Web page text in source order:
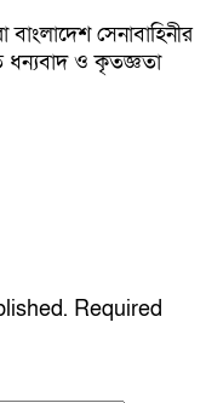
সেনাবাহিনীর
ধন্যবাদ ও কৃতজ্ঞতা
Required